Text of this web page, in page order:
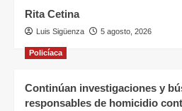
Rita Cetina
Luis Sigüenza 5 agosto, 2026
Policíaca
Continúan investigaciones y
responsables de homicidio